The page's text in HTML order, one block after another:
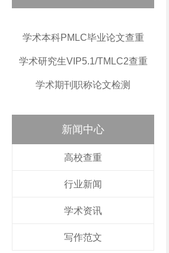
学术本科PMLC毕业论文查重
学术研究生VIP5.1/TMLC2查重
学术期刊职称论文检测
新闻中心
高校查重
行业新闻
学术资讯
写作范文